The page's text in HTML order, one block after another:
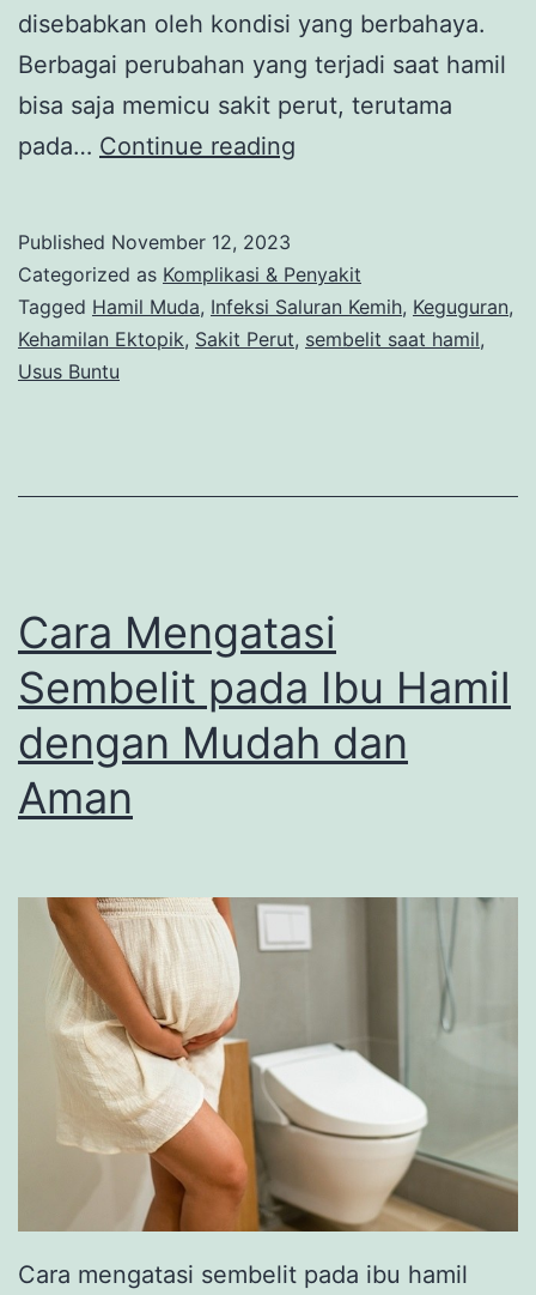
disebabkan oleh kondisi yang berbahaya.
Berbagai perubahan yang terjadi saat hamil
bisa saja memicu sakit perut, terutama
pada… Continue reading
Perut
Saat
Hamil
Published November 12, 2023
Categorized as Komplikasi & Penyakit
Tagged Hamil Muda, Infeksi Saluran Kemih, Keguguran,
Kehamilan Ektopik, Sakit Perut, sembelit saat hamil,
Usus Buntu
Cara Mengatasi
Sembelit pada Ibu Hamil
dengan Mudah dan
Aman
Cara mengatasi sembelit pada ibu hamil